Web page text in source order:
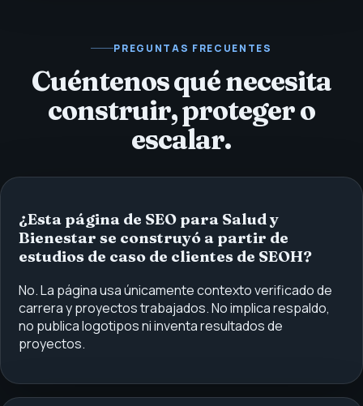
PREGUNTAS FRECUENTES
Cuéntenos qué necesita
construir, proteger o
escalar.
¿Esta página de SEO para Salud y
Bienestar se construyó a partir de
estudios de caso de clientes de SEOH?
No. La página usa únicamente contexto verificado de
carrera y proyectos trabajados. No implica respaldo,
no publica logotipos ni inventa resultados de
proyectos.